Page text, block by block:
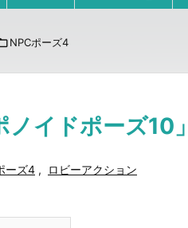
NPCポーズ4
イドポーズ10」
ーズ4 , ロビーアクション